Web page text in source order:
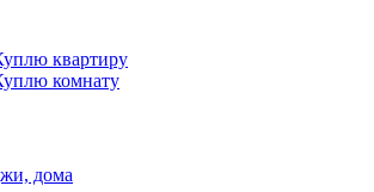
квартиру
комнату
дома